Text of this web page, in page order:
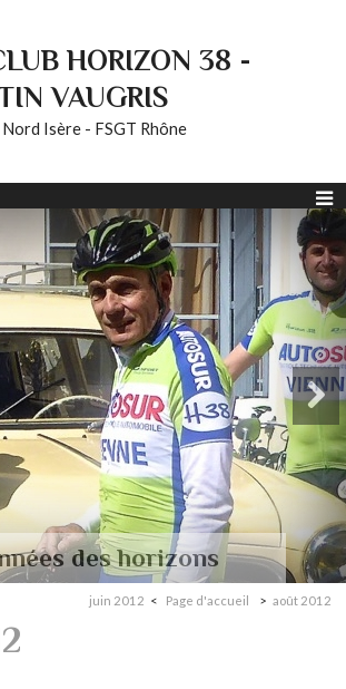
HORIZON 38 -
VAUGRIS
Isère - FSGT Rhône
des horizons
juin 2012 Page d'accueil août 2012